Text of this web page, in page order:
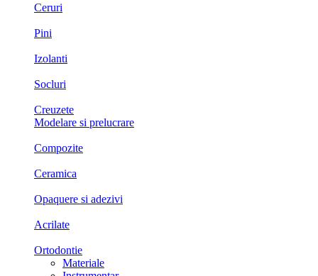
Ceruri
Pini
Izolanti
Socluri
Creuzete
Modelare si prelucrare
Compozite
Ceramica
Opaquere si adezivi
Acrilate
Ortodontie
Materiale